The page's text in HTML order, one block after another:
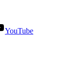
YouTube